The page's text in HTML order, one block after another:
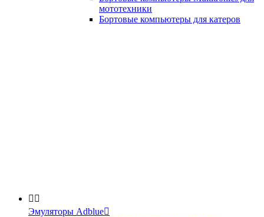
мототехники
Бортовые компьютеры для катеров
 
Эмуляторы Adblue